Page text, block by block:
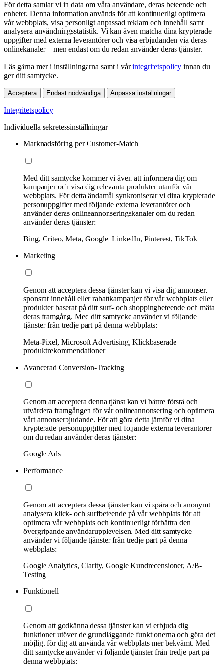
För detta samlar vi in data om våra användare, deras beteende och
enheter. Denna information används för att kontinuerligt optimera
vår webbplats, visa personligt anpassad reklam och innehåll samt
analysera användningsstatistik. Vi kan även matcha dina krypterade
uppgifter med externa leverantörer och visa erbjudanden via deras
onlinekanaler – men endast om du redan använder deras tjänster.
Läs gärna mer i inställningarna samt i vårintegritetspolicy innan du
ger ditt samtycke.
Acceptera Endast nödvändiga Anpassa inställningar
Integritetspolicy
Individuella sekretessinställningar
Marknadsföring per Customer-Match
Med ditt samtycke kommer vi även att informera dig om
kampanjer och visa dig relevanta produkter utanför vår
webbplats. För detta ändamål synkroniserar vi dina krypterade
personuppgifter med följande externa leverantörer och
använder deras onlineannonseringskanaler om du redan
använder deras tjänster:
Bing, Criteo, Meta, Google, LinkedIn, Pinterest, TikTok
Marketing
Genom att acceptera dessa tjänster kan vi visa dig annonser,
sponsrat innehåll eller rabattkampanjer för vår webbplats eller
produkter baserat på ditt surf- och shoppingbeteende och mäta
deras framgång. Med ditt samtycke använder vi följande
tjänster från tredje part på denna webbplats:
Meta-Pixel, Microsoft Advertising, Klickbaserade
produktrekommendationer
Avancerad Conversion-Tracking
Genom att acceptera denna tjänst kan vi bättre förstå och
utvärdera framgången för vår onlineannonsering och optimera
vårt annonserbjudande. För att göra detta jämför vi dina
krypterade personuppgifter med följande externa leverantörer
om du redan använder deras tjänster:
Google Ads
Performance
Genom att acceptera dessa tjänster kan vi spåra och anonymt
analysera klick- och surfbeteende på vår webbplats för att
optimera vår webbplats och kontinuerligt förbättra den
övergripande användarupplevelsen. Med ditt samtycke
använder vi följande tjänster från tredje part på denna
webbplats:
Google Analytics, Clarity, Google Kundrecensioner, A/B-
Testing
Funktionell
Genom att godkänna dessa tjänster kan vi erbjuda dig
funktioner utöver de grundläggande funktionerna och göra det
möjligt för dig att använda vår webbplats mer bekvämt. Med
ditt samtycke använder vi följande tjänster från tredje part på
denna webbplats: